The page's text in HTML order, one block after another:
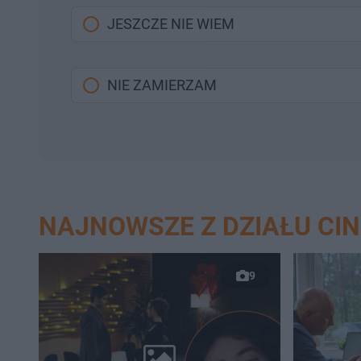
JESZCZE NIE WIEM
NIE ZAMIERZAM
NAJNOWSZE Z DZIAŁU
9